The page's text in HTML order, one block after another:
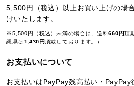
5,500円（税込）以上お買い上げの場
けいたします。
※5,500円（税込）未満の場合は、送料660円頂
縄県は1,430円 頂戴しております。）
お支払いについて
お支払いはPayPay残高払い・PayPay